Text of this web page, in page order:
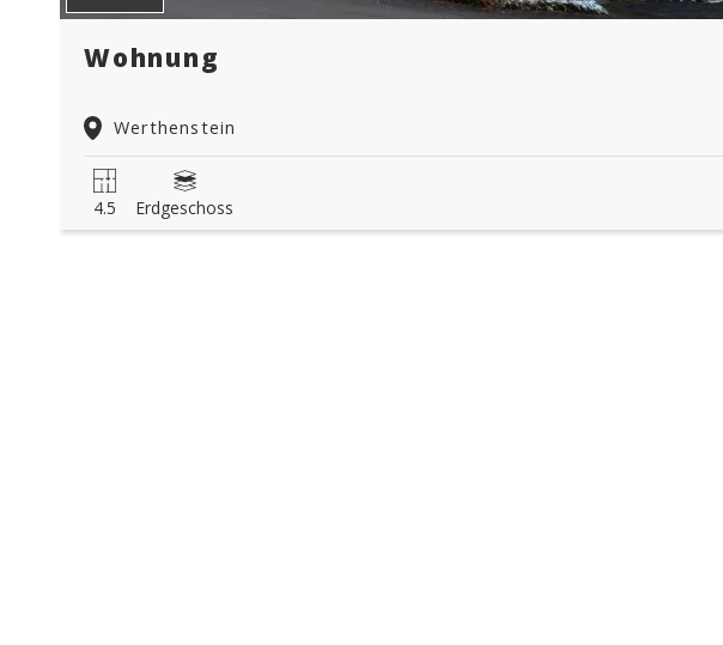
Wohnung
Werthenstein
4.5 Erdgeschoss